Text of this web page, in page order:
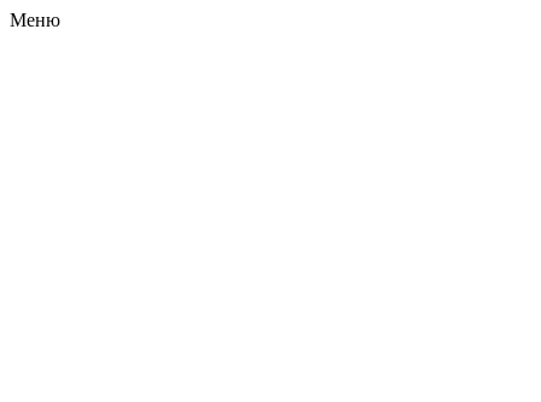
Меню